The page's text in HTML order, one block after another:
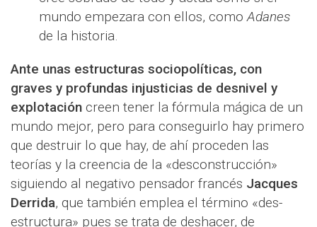
mundo empezara con ellos, comoAdanes
de la historia.
Ante unas estructuras sociopolíticas, con
graves y profundas injusticias de desnivel y
explotación creen tener la fórmula mágica de un
mundo mejor, pero para conseguirlo hay primero
que destruir lo que hay, de ahí proceden las
teorías y la creencia de la «desconstrucción»
siguiendo al negativo pensador francés Jacques
Derrida, que también emplea el término «des-
estructura» pues se trata de deshacer, de